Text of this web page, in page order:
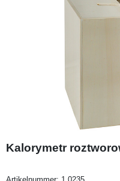
Kalorymetr